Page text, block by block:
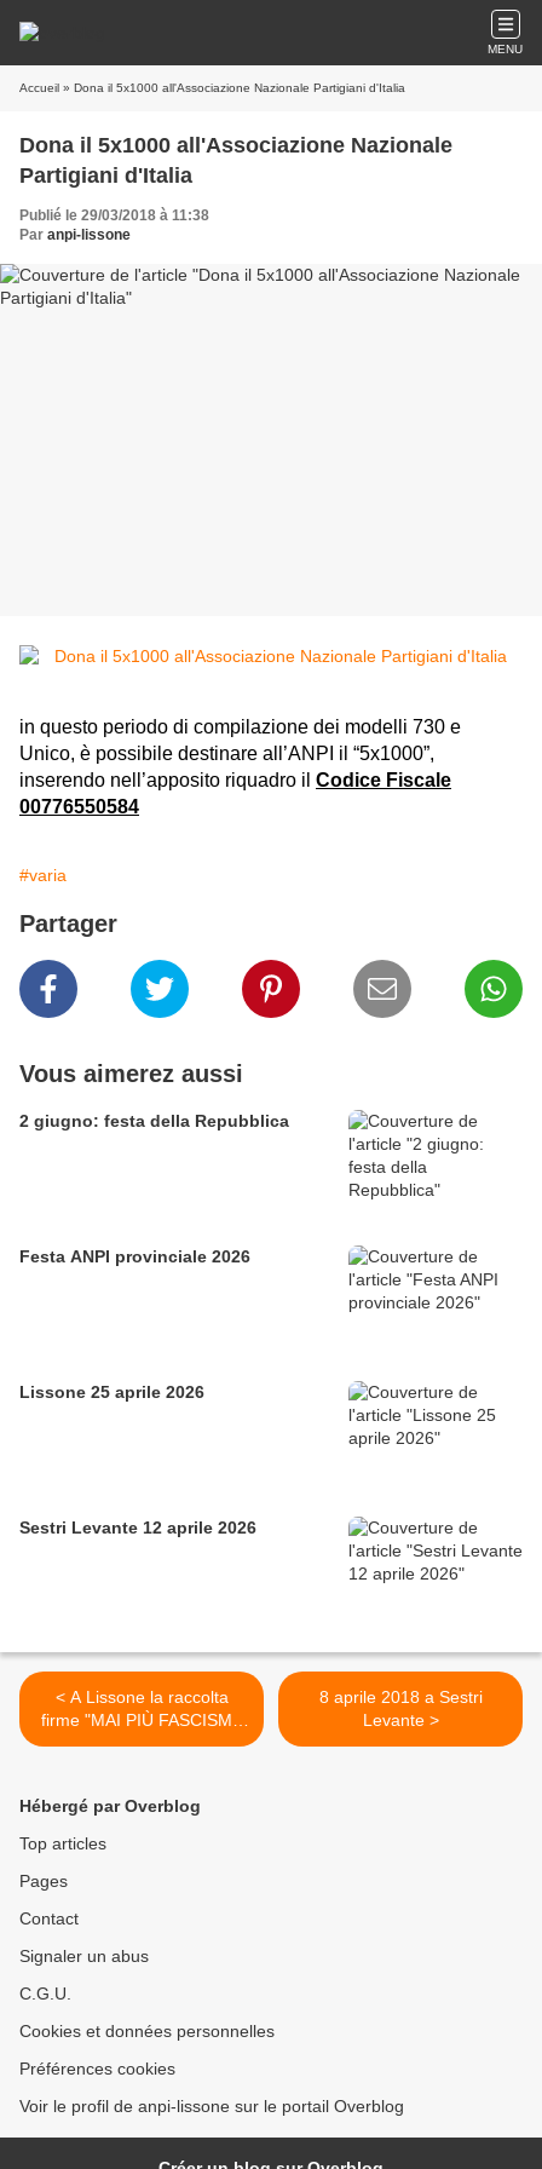
MENU
Accueil » Dona il 5x1000 all'Associazione Nazionale Partigiani d'Italia
Dona il 5x1000 all'Associazione Nazionale
Partigiani d'Italia
Publié le 29/03/2018 à 11:38
Par anpi-lissone
in questo periodo di compilazione dei modelli 730 e
Unico, è possibile destinare all’ANPI il “5x1000”,
inserendo nell’apposito riquadro il Codice Fiscale
00776550584
#varia
Partager
Vous aimerez aussi
2 giugno: festa della Repubblica
Festa ANPI provinciale 2026
Lissone 25 aprile 2026
Sestri Levante 12 aprile 2026
< A Lissone la raccolta
firme "MAI PIÙ FASCISMI"
continua
8 aprile 2018 a Sestri
Levante >
Hébergé par Overblog
Top articles
Pages
Contact
Signaler un abus
C.G.U.
Cookies et données personnelles
Préférences cookies
Voir le profil de anpi-lissone sur le portail Overblog